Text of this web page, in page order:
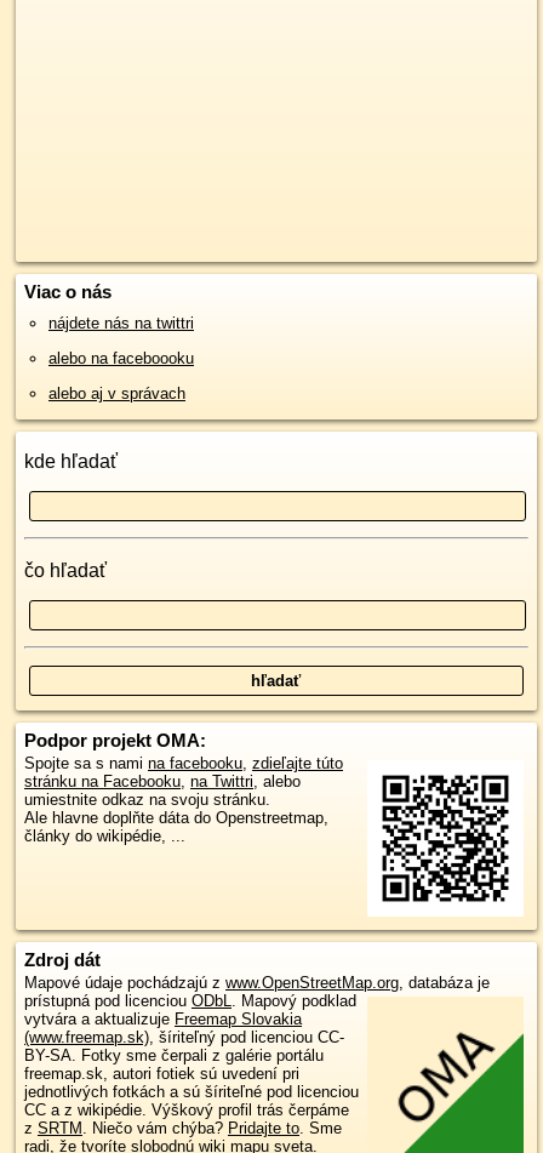
Viac o nás
nájdete nás na twittri
alebo na faceboooku
alebo aj v správach
kde hľadať
čo hľadať
Podpor projekt OMA:
Spojte sa s nami na facebooku, zdieľajte túto
stránku na Facebooku, na Twittri, alebo
umiestnite odkaz na svoju stránku.
Ale hlavne doplňte dáta do Openstreetmap,
články do wikipédie, ...
Zdroj dát
Mapové údaje pochádzajú z www.OpenStreetMap.org , databáza je
prístupná pod licenciou ODbL
Mapový podklad
vytvára a aktualizuje Freemap Slovakia
(www.freemap.sk) , šíriteľný pod licenciou CC-
BY-SA. Fotky sme čerpali z galérie portálu
freemap.sk, autori fotiek sú uvedení pri
jednotlivých fotkách a sú šíriteľné pod licenciou
CC a z wikipédie. Výškový profil trás čerpáme
z SRTM . Niečo vám chýba? Pridajte to . Sme
radi, že tvoríte slobodnú wiki mapu sveta.